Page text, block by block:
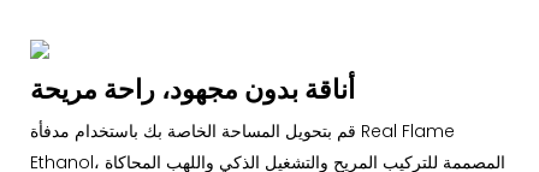
قم بتحويل المساحة الخاصة بك باستخدام مدفأة Real Flame
Ethanol، المصممة للتركيب المريح والتشغيل الذكي واللهب المحاكاة